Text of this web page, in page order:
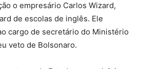
o empresário Carlos Wizard,
de escolas de inglês. Ele
cargo de secretário do Ministério
veto de Bolsonaro.